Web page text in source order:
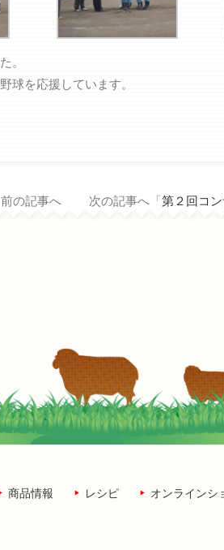
。
球を応援しています。
前の記事へ 次の記事へ「第２回コ
商品情報 レシピ オンラインシ